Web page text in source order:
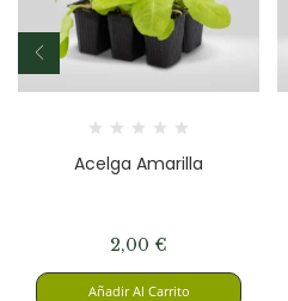
Acelga Amarilla
2,00 €
Añadir Al Carrito